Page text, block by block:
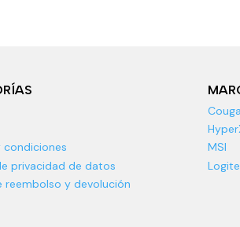
condiciones
privacidad de datos
reembolso y devolución
MSI